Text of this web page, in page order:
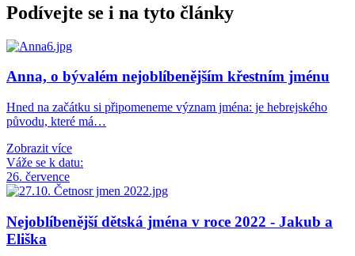
Podívejte se i na tyto články
Anna, o bývalém nejoblíbenějším křestním jménu
Hned na začátku si připomeneme význam jména: je hebrejského
původu, které má…
Zobrazit více
Váže se k datu:
26. července
Nejoblíbenější dětská jména v roce 2022 - Jakub a
Eliška